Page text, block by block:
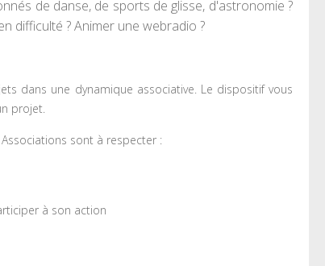
de danse, de sports de glisse, d'astronomie ?
difficulté ? Animer une webradio ?
dans une dynamique associative. Le dispositif vous
projet.
sont à respecter :
à son action